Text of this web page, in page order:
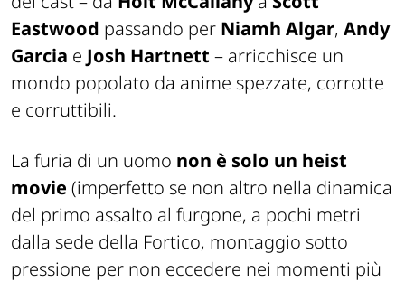
Eastwood passando per Niamh Algar, Andy
Garcia e Josh Hartnett – arricchisce un
mondo popolato da anime spezzate, corrotte
e corruttibili.
La furia di un uomo non è solo un heist
movie (imperfetto se non altro nella dinamica
del primo assalto al furgone, a pochi metri
dalla sede della Fortico, montaggio sotto
pressione per non eccedere nei momenti più